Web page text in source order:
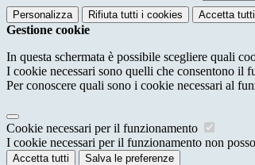
Personalizza Rifiuta tutti i cookies Accetta tutti
Gestione cookie
In questa schermata è possibile scegliere quali
I cookie necessari sono quelli che consentono il
Per conoscere quali sono i cookie necessari al
Cookie necessari per il funzionamento
I cookie necessari per il funzionamento non
Accetta tutti Salva le preferenze